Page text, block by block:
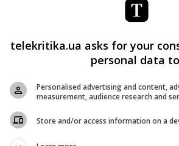
если это было одноразовое
дезинформации, то мы понимаем,
с это будет уголовная
будет применяться к
не позволяет реализовывать
telekritika.ua asks for your
personal data
Personalised advertising and content,
measurement, audience research and
Store and/or access information on a